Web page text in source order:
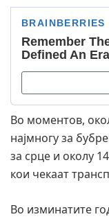
Во моментов,
најмногу за
за срце и околу
кои чекаат
Во изминатите